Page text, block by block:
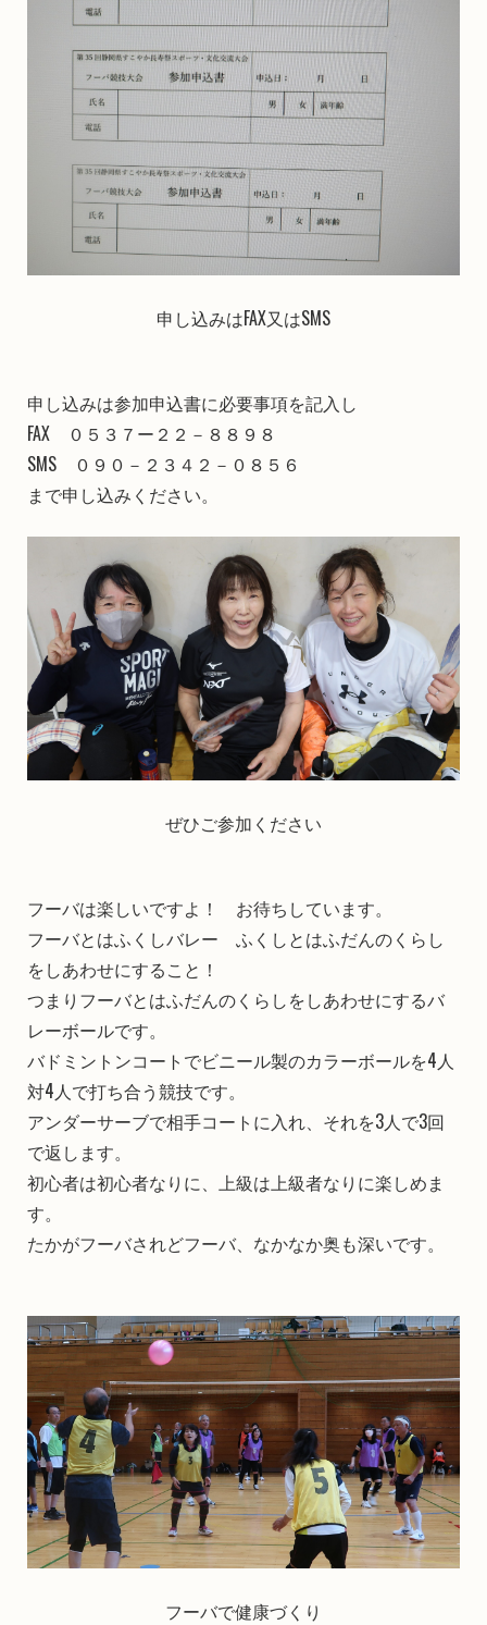
申し込みはFAX又はSMS
申し込みは参加申込書に必要事項を記入し
FAX ０５３７ー２２－８８９８
SMS ０９０－２３４２－０８５６
まで申し込みください。
ぜひご参加ください
フーバは楽しいですよ！ お待ちしています。
フーバとはふくしバレー ふくしとはふだんのくらし
をしあわせにすること！
つまりフーバとはふだんのくらしをしあわせにするバ
レーボールです。
バドミントンコートでビニール製のカラーボールを4人
対4人で打ち合う競技です。
アンダーサーブで相手コートに入れ、それを3人で3回
で返します。
初心者は初心者なりに、上級は上級者なりに楽しめま
す。
たかがフーバされどフーバ、なかなか奥も深いです。
フーバで健康づくり